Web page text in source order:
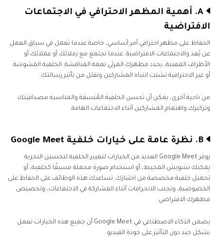
A. أهمية المظهر الاحترافي في الاجتماعات
الافتراضية
الحفاظ على مظهر احترافي أمر أساسي، خاصة عندما تعمل في سياق العمل
عن بُعد والاجتماعات الافتراضية. عندما تجتمع مع زملائك أو عملائك أو
الأطراف المعنية، يحدد مظهرك المرئي نغمة المناقشة. الخلفية المشوشة
أو غير الاحترافية تشتت انتباه المشاركين وتقلل من تأثير رسالتك.
من ناحية أخرى، يمكن أن تحسن الخلفية المُنسقة والمناسبة مصداقيتك
وتركيزك واهتمام المشاركين أثناء الاجتماعات الهامة.
B. نظرة عامة على خيارات خلفية Google Meet
يوفر Google Meet العديد من الخيارات لتغيير الخلفية لتحسين التجربة.
يمكنك تشويش المحيط، أو استخدام صورة محملة مسبقًا كخلفية، أو
تحميل خلفية مخصصة من اختيارك. تساعدك هذه الوظائف على الحفاظ على
الخصوصية، وتجنب الانحرافات أثناء المشاركة في الاجتماعات، وتخصيص
مظهرك الافتراضي.
يضمن الذكاء الاصطناعي في Google Meet أن جميع هذه الخيارات تعمل
بشكل جيد دون التأثير على جودة الفيديو.